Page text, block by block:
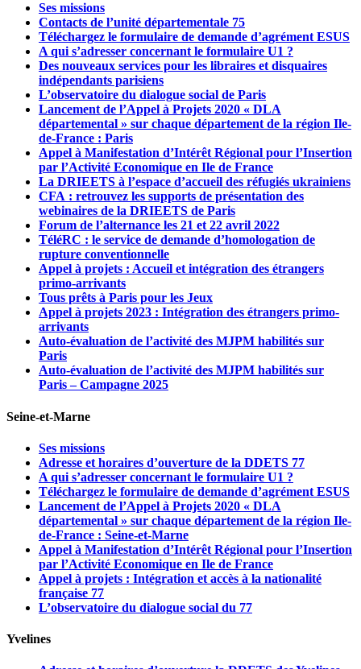
Ses missions
Contacts de l’unité départementale 75
Téléchargez le formulaire de demande d’agrément ESUS
A qui s’adresser concernant le formulaire U1 ?
Des nouveaux services pour les libraires et disquaires
indépendants parisiens
L’observatoire du dialogue social de Paris
Lancement de l’Appel à Projets 2020 « DLA
départemental » sur chaque département de la région Ile-
de-France : Paris
Appel à Manifestation d’Intérêt Régional pour l’Insertion
par l’Activité Economique en Ile de France
La DRIEETS à l’espace d’accueil des réfugiés ukrainiens
CFA : retrouvez les supports de présentation des
webinaires de la DRIEETS de Paris
Forum de l’alternance les 21 et 22 avril 2022
TéléRC : le service de demande d’homologation de
rupture conventionnelle
Appel à projets : Accueil et intégration des étrangers
primo-arrivants
Tous prêts à Paris pour les Jeux
Appel à projets 2023 : Intégration des étrangers primo-
arrivants
Auto-évaluation de l’activité des MJPM habilités sur
Paris
Auto-évaluation de l’activité des MJPM habilités sur
Paris – Campagne 2025
Seine-et-Marne
Ses missions
Adresse et horaires d’ouverture de la DDETS 77
A qui s’adresser concernant le formulaire U1 ?
Téléchargez le formulaire de demande d’agrément ESUS
Lancement de l’Appel à Projets 2020 « DLA
départemental » sur chaque département de la région Ile-
de-France : Seine-et-Marne
Appel à Manifestation d’Intérêt Régional pour l’Insertion
par l’Activité Economique en Ile de France
Appel à projets : Intégration et accès à la nationalité
française 77
L’observatoire du dialogue social du 77
Yvelines